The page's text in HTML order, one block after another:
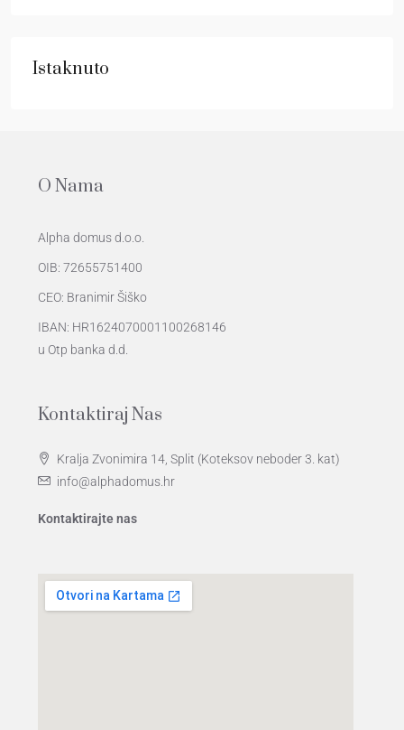
Istaknuto
O Nama
Alpha domus d.o.o.
OIB: 72655751400
CEO: Branimir Šiško
IBAN: HR1624070001100268146
u Otp banka d.d.
Kontaktiraj Nas
Kralja Zvonimira 14, Split (Koteksov neboder 3. kat)
info@alphadomus.hr
Kontaktirajte nas